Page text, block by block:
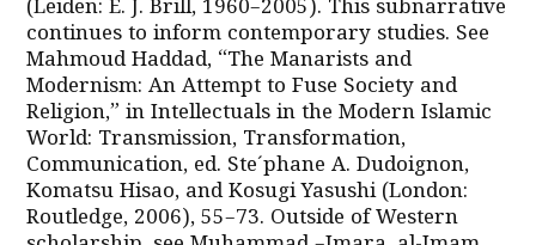
(Leiden: E. J. Brill, 1960–2005). This subnarrative
continues to inform contemporary studies. See
Mahmoud Haddad, “The Manarists and
Modernism: An Attempt to Fuse Society and
Religion,” in Intellectuals in the Modern Islamic
World: Transmission, Transformation,
Communication, ed. Ste´phane A. Dudoignon,
Komatsu Hisao, and Kosugi Yasushi (London:
Routledge, 2006), 55–73. Outside of Western